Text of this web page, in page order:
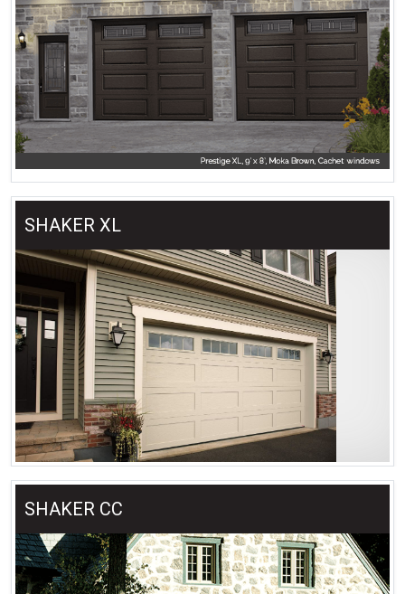
SHAKER XL
SHAKER CC